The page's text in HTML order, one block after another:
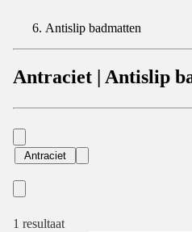
Antislip badmatten
Antraciet | Antislip
Antraciet
1 resultaat